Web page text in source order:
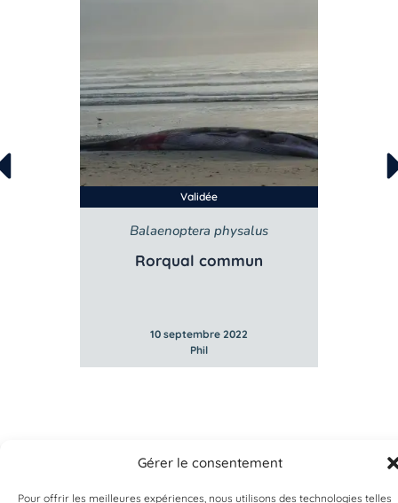
Gérer le consentement
Pour offrir les meilleures expériences, nous utilisons des technologies telles
Validée
Balaenoptera physalus
Rorqual commun
10 septembre 2022
Phil